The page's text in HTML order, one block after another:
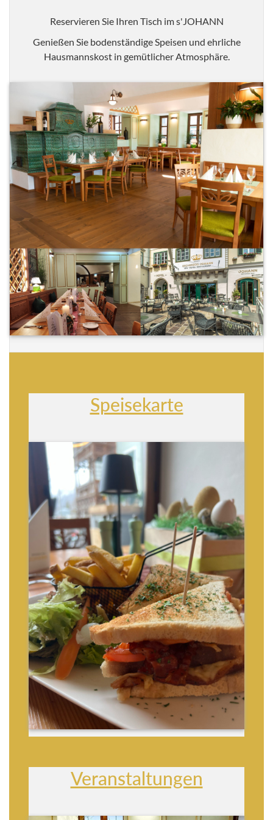
Reservieren Sie Ihren Tisch im s'JOHANN
Genießen Sie bodenständige Speisen und ehrliche
Hausmannskost in gemütlicher Atmosphäre.
Speisekarte
Veranstaltungen